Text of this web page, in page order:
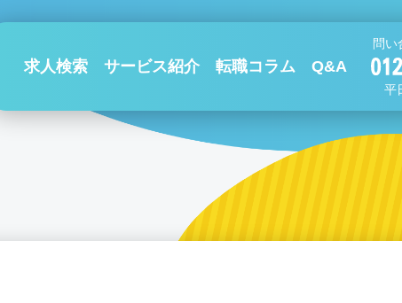
求人検索 サービス紹介 転職コラム Q&A
問い
平